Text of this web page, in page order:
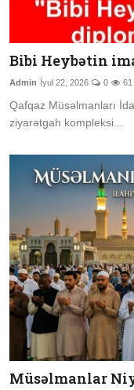
Bibi Heybətin
Admin İyul 22, 2026 0 61
Qafqaz Müsəlmanları
ziyarətgah kompleksi...
Müsəlmanlar